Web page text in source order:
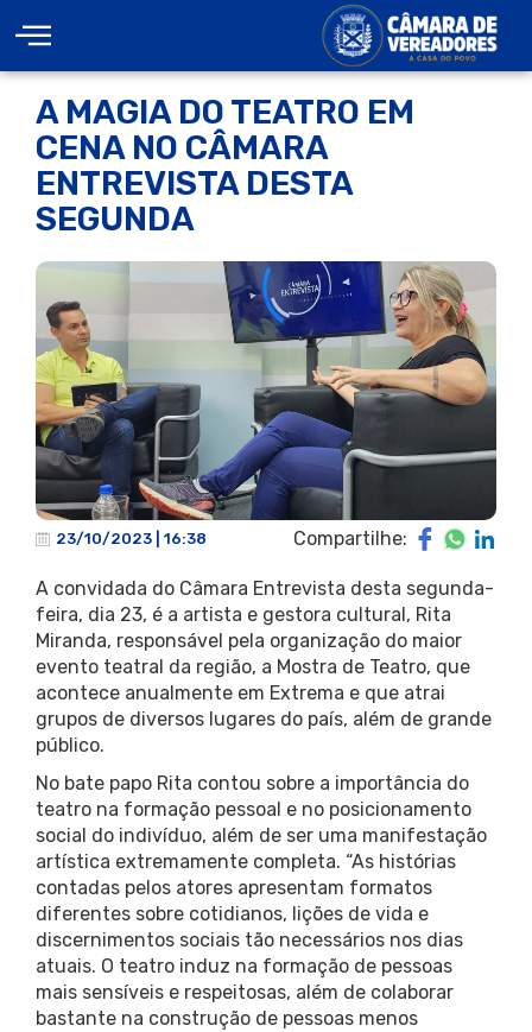
A MAGIA DO TEATRO EM
CENA NO CÂMARA
ENTREVISTA DESTA
SEGUNDA
23/10/2023 | 16:38 Compartilhe:
A convidada do Câmara Entrevista desta segunda-
feira, dia 23, é a artista e gestora cultural, Rita
Miranda, responsável pela organização do maior
evento teatral da região, a Mostra de Teatro, que
acontece anualmente em Extrema e que atrai
grupos de diversos lugares do país, além de grande
público.
No bate papo Rita contou sobre a importância do
teatro na formação pessoal e no posicionamento
social do indivíduo, além de ser uma manifestação
artística extremamente completa. “As histórias
contadas pelos atores apresentam formatos
diferentes sobre cotidianos, lições de vida e
discernimentos sociais tão necessários nos dias
atuais. O teatro induz na formação de pessoas
mais sensíveis e respeitosas, além de colaborar
bastante na construção de pessoas menos